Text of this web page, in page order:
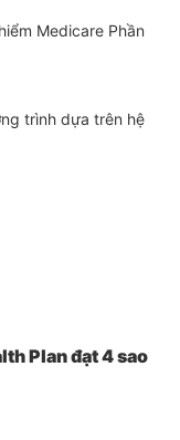
Medicare Phần
trình dựa trên hệ
Plan đạt 4 sao